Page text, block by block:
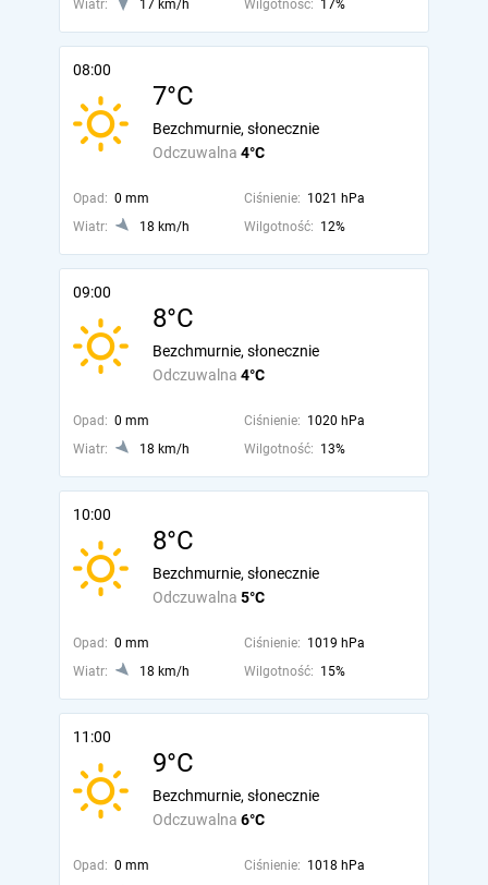
Wiatr: 17 km/h Wilgotność: 17%
08:00
7°C
Odczuwalna 4°C
Bezchmurnie, słonecznie
Opad: 0 mm Ciśnienie: 1021 hPa
Wiatr:
18 km/h Wilgotność: 12%
09:00
8°C
Odczuwalna 4°C
Bezchmurnie, słonecznie
Opad: 0 mm Ciśnienie: 1020 hPa
Wiatr:
18 km/h Wilgotność: 13%
10:00
8°C
Odczuwalna 5°C
Bezchmurnie, słonecznie
Opad: 0 mm Ciśnienie: 1019 hPa
Wiatr:
18 km/h Wilgotność: 15%
11:00
9°C
Odczuwalna 6°C
Bezchmurnie, słonecznie
Opad: 0 mm Ciśnienie: 1018 hPa